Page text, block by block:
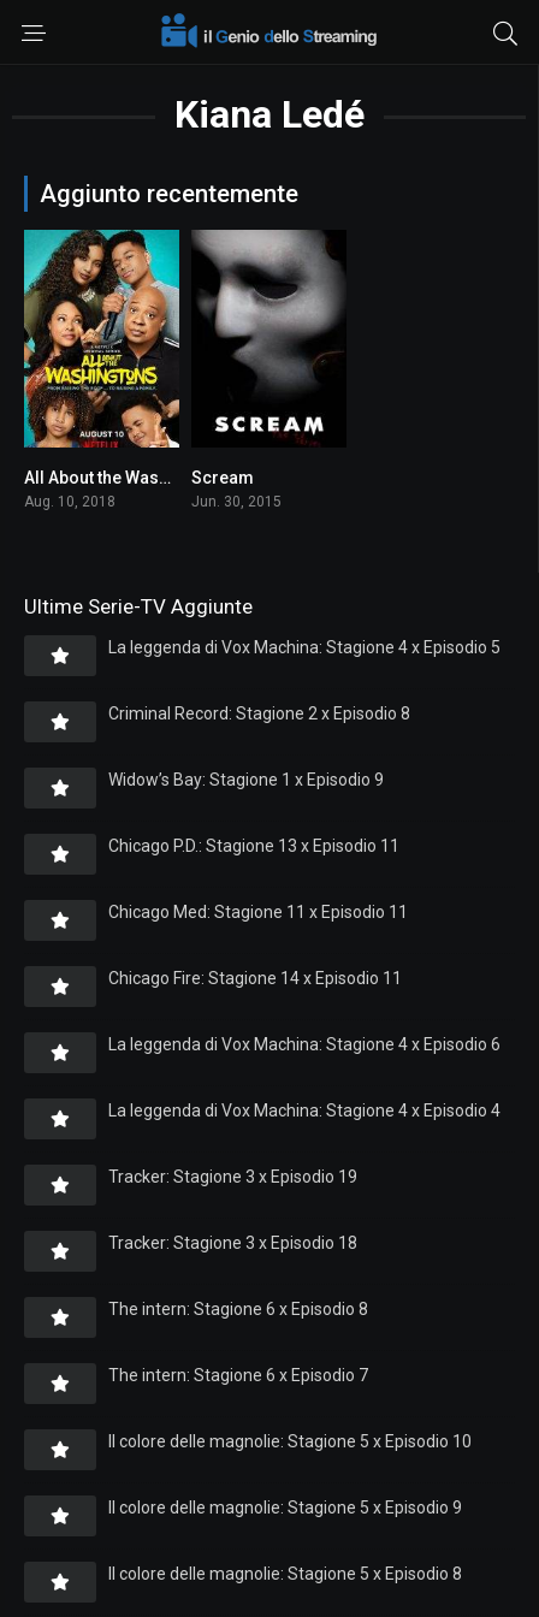
Kiana Ledé
Aggiunto recentemente
4.6
All About the Washingtons
Aug. 10, 2018
Scream
Jun. 30, 2015
Ultime Serie-TV Aggiunte
La leggenda di Vox Machina: Stagione 4 x Episodio 5
Criminal Record: Stagione 2 x Episodio 8
Widow’s Bay: Stagione 1 x Episodio 9
Chicago P.D.: Stagione 13 x Episodio 11
Chicago Med: Stagione 11 x Episodio 11
Chicago Fire: Stagione 14 x Episodio 11
La leggenda di Vox Machina: Stagione 4 x Episodio 6
La leggenda di Vox Machina: Stagione 4 x Episodio 4
Tracker: Stagione 3 x Episodio 19
Tracker: Stagione 3 x Episodio 18
The intern: Stagione 6 x Episodio 8
The intern: Stagione 6 x Episodio 7
Il colore delle magnolie: Stagione 5 x Episodio 10
Il colore delle magnolie: Stagione 5 x Episodio 9
Il colore delle magnolie: Stagione 5 x Episodio 8